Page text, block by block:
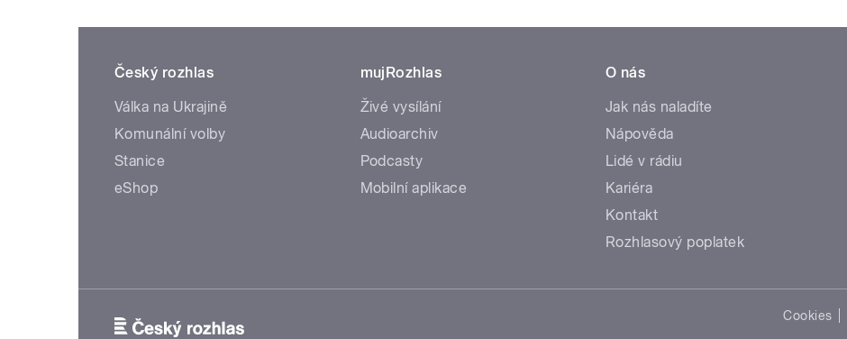
Český rozhlas
Válka na Ukrajině
Komunální volby
Stanice
eShop
mujRozhlas
Živé vysílání
Audioarchiv
Podcasty
Mobilní aplikace
O nás
Jak nás naladíte
Nápověda
Lidé v rádiu
Kariéra
Kontakt
Rozhlasový poplatek
Cookies